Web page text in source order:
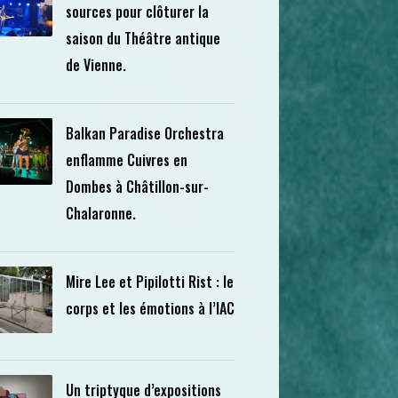
sources pour clôturer la
saison du Théâtre antique
de Vienne.
Balkan Paradise Orchestra
enflamme Cuivres en
Dombes à Châtillon-sur-
Chalaronne.
Mire Lee et Pipilotti Rist : le
corps et les émotions à l’IAC
Un triptyque d’expositions